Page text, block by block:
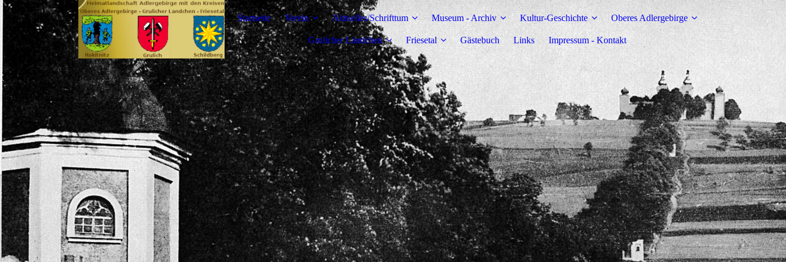
Startseite Verein Aktuelles/Schrifttum Museum - Archiv Kultur-Geschichte Oberes Adlergebirge
Grulicher Ländchen Friesetal Gästebuch Links Impressum - Kontakt